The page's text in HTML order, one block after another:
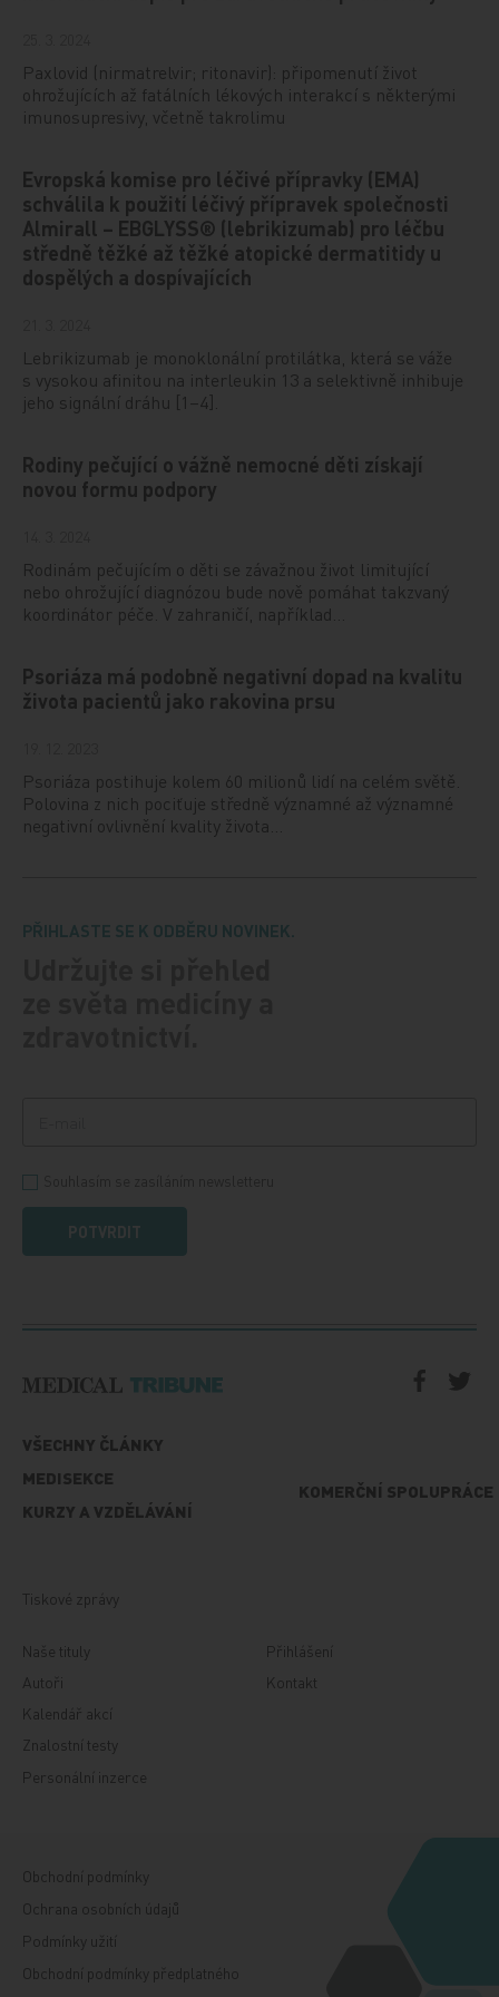
Paxlovid (nirmatrelvir; ritonavir): připomenutí život
ohrožujících až fatálních lékových interakcí s některými
imunosupresivy, včetně takrolimu
Evropská komise pro léčivé přípravky (EMA)
schválila k použití léčivý přípravek společnosti
Almirall – EBGLYSS® (lebrikizumab) pro léčbu
středně těžké až těžké atopické dermatitidy u
dospělých a dospívajících
Lebrikizumab je monoklonální protilátka, která se váže
s vysokou afinitou na interleukin 13 a selektivně inhibuje
jeho signální dráhu [1–4].
Rodiny pečující o vážně nemocné děti získají
novou formu podpory
Rodinám pečujícím o děti se závažnou život limitující
nebo ohrožující diagnózou bude nově pomáhat takzvaný
koordinátor péče. V zahraničí, například…
Psoriáza má podobně negativní dopad na kvalitu
života pacientů jako rakovina prsu
Psoriáza postihuje kolem 60 milionů lidí na celém světě.
Polovina z nich pociťuje středně významné až významné
negativní ovlivnění kvality života…
PŘIHLASTE SE K ODBĚRU NOVINEK.
POTVRDIT
VŠECHNY ČLÁNKY
MEDISEKCE
KURZY A VZDĚLÁVÁNÍ
KOMERČNÍ SPOLUPRÁCE
Tiskové zprávy
Naše tituly
Autoři
Kalendář akcí
Znalostní testy
Personální inzerce
Přihlášení
Kontakt
Obchodní podmínky
Ochrana osobních údajů
Podmínky užití
Obchodní podmínky předplatného